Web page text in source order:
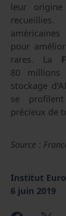
leur
pour
rares. La
80
stockage
se
précieux de
Source :
Institut
6 juin 2019